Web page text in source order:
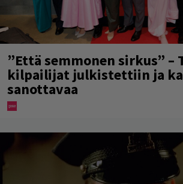
”Että semmonen sirkus” –
kilpailijat julkistettiin ja
sanottavaa